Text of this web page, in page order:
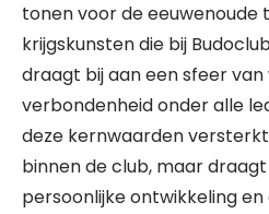
tonen voor de eeuwenoude
krijgskunsten die bij
draagt bij aan een sfeer
verbondenheid onder alle
deze kernwaarden
binnen de club, maar
persoonlijke ontwikkeling